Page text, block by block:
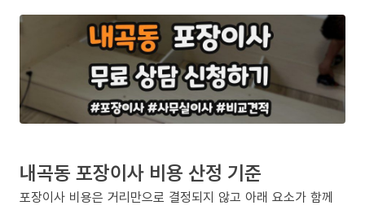
내곡동 포장이사 비용 산정 기준
포장이사 비용은 거리만으로 결정되지 않고 아래 요소가 함께